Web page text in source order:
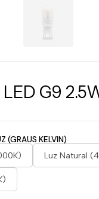
G9
(GRAUS KELVIN)
Luz Natural